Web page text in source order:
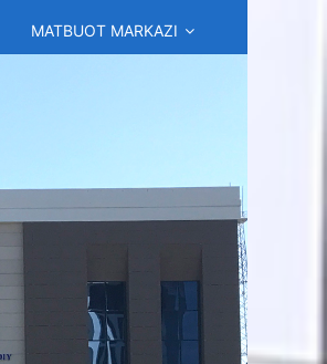
MATBUOT MARKAZI